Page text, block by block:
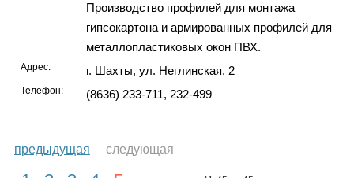
Производство профилей для монтажа
гипсокартона и армированных профилей для
металлопластиковых окон ПВХ.
Адрес: г. Шахты, ул. Неглинская, 2
Телефон: (8636) 233-711, 232-499
предыдущая следующая